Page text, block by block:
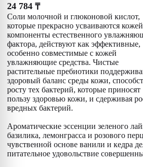
24 784 ₸
Соли молочной и глюконовой кислот,
которые прекрасно усваиваются
компоненты естественного
фактора, действуют как эффективные,
особенно совместимые с кожей
увлажняющие средства. Чистые
растительные пребиотики
здоровый баланс среды кожи,
росту тех бактерий, которые приносят
пользу здоровью кожи, и сдерживая
вредных бактерий.
Ароматические эссенции зеленого
базилика, лемонграсса и розового
чувственной основе ванили и кедра
питательное удовольствие